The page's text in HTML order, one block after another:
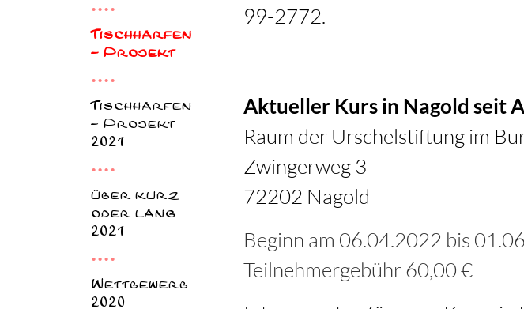
Tischharfen
- Projekt
Tischharfen
- Projekt
2021
über kurz
oder lang
2021
Wettbewerb
2020
99-2772.
Aktueller Kurs in Nagold seit
Raum der Urschelstiftung im
Zwingerweg 3
72202 Nagold
Beginn am 06.04.2022 bis
Teilnehmergebühr 60,00 €